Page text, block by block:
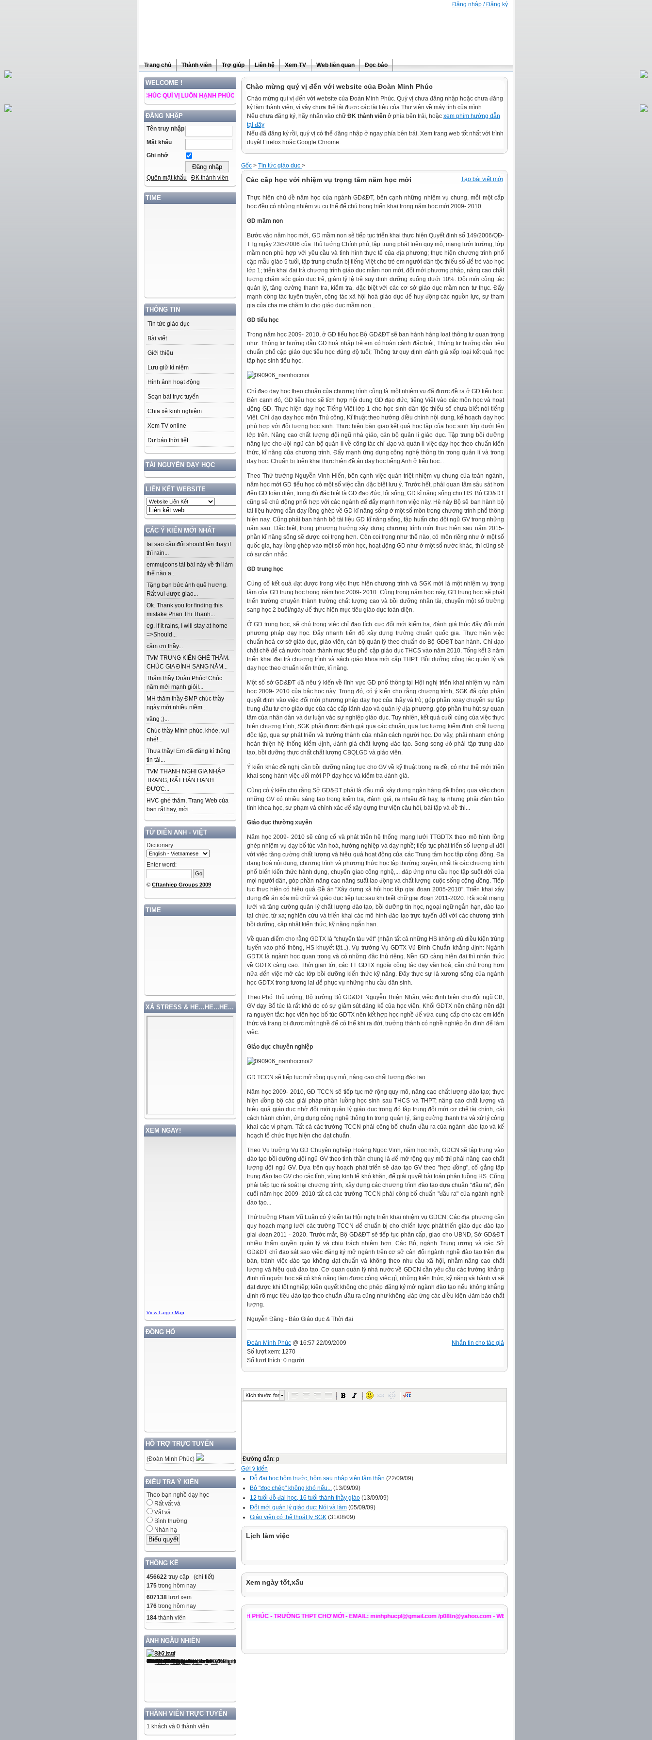
Đăng nhập / Đăng ký
Trang chủ Thành viên Trợ giúp Liên hệ Xem TV Web liên quan Đọc báo
WELCOME !
WEB NGÀY CÀNG PHÁT TRIỂN ++ CHÚC QUÍ VỊ LUÔN HẠNH PHÚC VÀ THÀNH ĐẠT
ĐĂNG NHẬP
Tên truy nhập
Mật khẩu
Ghi nhớ
Quên mật khẩu ĐK thành viên
TIME
THÔNG TIN
Tin tức giáo dục
Bài viết
Giới thiệu
Lưu giữ kỉ niệm
Hình ảnh hoạt động
Soạn bài trực tuyến
Chia xẻ kinh nghiệm
Xem TV online
Dự báo thời tiết
TÀI NGUYÊN DẠY HỌC
LIÊN KẾT WEBSITE
CÁC Ý KIẾN MỚI NHẤT
tại sao câu đổi should lên thay if
thì rain...
emmujoons tải bài này về thì làm
thế nào ạ...
Tặng bạn bức ảnh quê hương.
Rất vui được giao...
Ok. Thank you for finding this
mistake Phan Thi Thanh...
eg. if it rains, I will stay at home
=>Should...
cảm ơn thầy...
TVM TRUNG KIÊN GHÉ THĂM.
CHÚC GIA ĐÌNH SANG NĂM...
Thăm thầy Đoàn Phúc! Chúc
năm mới mạnh giỏi!...
MH thăm thầy ĐMP chúc thầy
ngày mới nhiều niềm...
vâng ;)...
Chúc thầy Minh phúc, khỏe, vui
nhé!...
Thưa thầy! Em đã đăng kí thông
tin tài...
TVM THANH NGHỊ GIA NHẬP
TRANG, RẤT HÂN HẠNH
ĐƯỢC...
HVC ghé thăm, Trang Web của
bạn rất hay, mời...
TỪ ĐIỂN ANH - VIỆT
Dictionary:
Enter word:
© Cftanhiep Groups 2009
TIME
XẢ STRESS & HE...HE...HE...
XEM NGAY!
View Larger Map
ĐỒNG HỒ
HỖ TRỢ TRỰC TUYẾN
(Đoàn Minh Phúc)
ĐIỀU TRA Ý KIẾN
Theo bạn nghề dạy học
Rất vất vả
Vất vả
Bình thường
Nhàn hạ
THỐNG KÊ
456622 truy cập (chi tiết)
175 trong hôm nay
607138 lượt xem
176 trong hôm nay
184 thành viên
ẢNH NGẪU NHIÊN
THÀNH VIÊN TRỰC TUYẾN
1 khách và 0 thành viên
Chào mừng quý vị đến với website của Đoàn Minh Phúc
Chào mừng quí vị đến với website của Đoàn Minh Phúc. Quý vị chưa đăng nhập hoặc chưa đăng
ký làm thành viên, vì vậy chưa thể tải được các tài liệu của Thư viện về máy tính của mình.
Nếu chưa đăng ký, hãy nhấn vào chữ ĐK thành viên ở phía bên trái, hoặc xem phim hướng dẫn
tại đây
Nếu đã đăng ký rồi, quý vị có thể đăng nhập ở ngay phía bên trái. Xem trang web tốt nhất với trình
duyệt Firefox hoăc Google Chrome.
Gốc > Tin tức giáo duc >
Tạo bài viết mới
Các cấp học với nhiệm vụ trọng tâm năm học mới
Thực hiện chủ đề năm học của ngành GD&ĐT, bên cạnh những nhiệm vụ chung, mỗi một cấp
học đều có những nhiệm vụ cụ thể để chú trọng triển khai trong năm học mới 2009- 2010.
GD mầm non
Bước vào năm học mới, GD mầm non sẽ tiếp tục triển khai thực hiện Quyết định số 149/2006/QĐ-
TTg ngày 23/5/2006 của Thủ tướng Chính phủ; tập trung phát triển quy mô, mạng lưới trường, lớp
mầm non phù hợp với yêu cầu và tình hình thực tế của địa phương; thực hiện chương trình phổ
cập mẫu giáo 5 tuổi, tập trung chuẩn bị tiếng Việt cho trẻ em người dân tộc thiểu số để trẻ vào học
lớp 1; triển khai đại trà chương trình giáo dục mầm non mới, đổi mới phương pháp, nâng cao chất
lượng chăm sóc giáo dục trẻ, giảm tỷ lệ trẻ suy dinh dưỡng xuống dưới 10%. Đổi mới công tác
quản lý, tăng cường thanh tra, kiểm tra, đặc biệt với các cơ sở giáo dục mầm non tư thục. Đẩy
mạnh công tác tuyên truyền, công tác xã hội hoá giáo dục để huy động các nguồn lực, sự tham
gia của cha mẹ chăm lo cho giáo dục mầm non...
GD tiểu học
Trong năm học 2009- 2010, ở GD tiểu học Bộ GD&ĐT sẽ ban hành hàng loạt thông tư quan trọng
như: Thông tư hướng dẫn GD hoà nhập trẻ em có hoàn cảnh đặc biệt; Thông tư hướng dẫn tiêu
chuẩn phổ cập giáo dục tiểu học đúng độ tuổi; Thông tư quy định đánh giá xếp loại kết quả học
tập học sinh tiểu học.
Chỉ đạo dạy học theo chuẩn của chương trình cũng là một nhiệm vụ đã được đề ra ở GD tiểu học.
Bên cạnh đó, GD tiểu học sẽ tích hợp nội dung GD đạo đức, tiếng Việt vào các môn học và hoạt
động GD. Thực hiện dạy học Tiếng Việt lớp 1 cho học sinh dân tộc thiểu số chưa biết nói tiếng
Việt. Chỉ đạo dạy học môn Thủ công, Kĩ thuật theo hướng điều chỉnh nội dung, kế hoạch dạy học
phù hợp với đối tượng học sinh. Thực hiện bàn giao kết quả học tập của học sinh lớp dưới lên
lớp trên. Nâng cao chất lượng đội ngũ nhà giáo, cán bộ quản lí giáo dục. Tập trung bồi dưỡng
năng lực cho đội ngũ cán bộ quản lí về công tác chỉ đạo và quản lí việc dạy học theo chuẩn kiến
thức, kĩ năng của chương trình. Đẩy mạnh ứng dụng công nghệ thông tin trong quản lí và trong
dạy học. Chuẩn bị triển khai thực hiện đề án dạy học tiếng Anh ở tiểu học...
Theo Thứ trưởng Nguyễn Vinh Hiển, bên cạnh việc quán triệt nhiệm vụ chung của toàn ngành,
năm học mới GD tiểu học có một số việc cần đặc biệt lưu ý. Trước hết, phải quan tâm sâu sát hơn
đến GD toàn diện, trong đó đặc biệt là GD đạo đức, lối sống, GD kĩ năng sống cho HS. Bộ GD&ĐT
cũng sẽ chủ động phối hợp với các ngành để đẩy mạnh hơn việc này. Hè này Bộ sẽ ban hành bộ
tài liệu hướng dẫn dạy lồng ghép về GD kĩ năng sống ở một số môn trong chương trình phổ thông
hiện nay. Cũng phải ban hành bộ tài liệu GD kĩ năng sống, tập huấn cho đội ngũ GV trong những
năm sau. Đặc biệt, trong phương hướng xây dựng chương trình mới thực hiện sau năm 2015-
phần kĩ năng sống sẽ được coi trọng hơn. Còn coi trọng như thế nào, có môn riêng như ở một số
quốc gia, hay lồng ghép vào một số môn học, hoạt động GD như ở một số nước khác, thì cũng sẽ
có sự cân nhắc.
GD trung học
Củng cố kết quả đạt được trong việc thực hiện chương trình và SGK mới là một nhiệm vụ trọng
tâm của GD trung học trong năm học 2009- 2010. Cũng trong năm học này, GD trung học sẽ phát
triển trường chuyên thành trường chất lượng cao và bồi dưỡng nhân tài, chuyển một số trường
sang học 2 buổi/ngày để thực hiện mục tiêu giáo dục toàn diện.
Ở GD trung học, sẽ chú trọng việc chỉ đạo tích cực đổi mới kiểm tra, đánh giá thúc đẩy đổi mới
phương pháp dạy học. Đẩy nhanh tiến độ xây dựng trường chuẩn quốc gia. Thực hiện việc
chuẩn hoá cơ sở giáo dục, giáo viên, cán bộ quản lý theo chuẩn do Bộ GDĐT ban hành. Chỉ đạo
chặt chẽ để cả nước hoàn thành mục tiêu phổ cập giáo dục THCS vào năm 2010. Tổng kết 3 năm
triển khai đại trà chương trình và sách giáo khoa mới cấp THPT. Bồi dưỡng công tác quản lý và
dạy học theo chuẩn kiến thức, kĩ năng.
Một số sở GD&ĐT đã nêu ý kiến về lĩnh vực GD phổ thông tại Hội nghị triển khai nhiệm vụ năm
học 2009- 2010 của bậc học này. Trong đó, có ý kiến cho rằng chương trình, SGK đã góp phần
quyết định vào việc đổi mới phương pháp dạy học của thầy và trò; góp phần xoay chuyển sự tập
trung đầu tư cho giáo dục của các cấp lãnh đạo và quản lý địa phương, góp phần thu hút sự quan
tâm của nhân dân và dư luận vào sự nghiệp giáo dục. Tuy nhiên, kết quả cuối cùng của việc thực
hiện chương trình, SGK phải được đánh giá qua các chuẩn, qua lực lượng kiểm định chất lượng
độc lập, qua sự phát triển và trưởng thành của nhân cách người học. Do vậy, phải nhanh chóng
hoàn thiện hệ thống kiểm định, đánh giá chất lượng đào tạo. Song song đó phải tập trung đào
tạo, bồi dưỡng thực chất chất lượng CBQLGD và giáo viên.
Ý kiến khác đề nghị cần bồi dưỡng năng lực cho GV về kỹ thuật trong ra đề, có như thế mới triển
khai song hành việc đổi mới PP dạy học và kiểm tra đánh giá.
Cũng có ý kiến cho rằng Sở GD&ĐT phải là đầu mối xây dựng ngân hàng đề thông qua việc chọn
những GV có nhiều sáng tạo trong kiểm tra, đánh giá, ra nhiều đề hay, lạ nhưng phải đảm bảo
tính khoa học, sư phạm và chính xác để xây dựng thư viện câu hỏi, bài tập và đề thi...
Giáo dục thường xuyên
Năm học 2009- 2010 sẽ củng cố và phát triển hệ thống mạng lưới TTGDTX theo mô hình lồng
ghép nhiệm vụ dạy bổ túc văn hoá, hướng nghiệp và dạy nghề; tiếp tục phát triển số lượng đi đôi
với việc tăng cường chất lượng và hiệu quả hoạt động của các Trung tâm học tập cộng đồng. Đa
dạng hoá nội dung, chương trình và phương thức học tập thường xuyên, nhất là các chương trình
phổ biến kiến thức hành dụng, chuyển giao công nghệ,... đáp ứng nhu cầu học tập suốt đời của
mọi người dân, góp phần nâng cao năng suất lao động và chất lượng cuộc sống cộng đồng. Tiếp
tục thực hiện có hiệu quả Đề án "Xây dựng xã hội học tập giai đoạn 2005-2010". Triển khai xây
dựng đề án xóa mù chữ và giáo dục tiếp tục sau khi biết chữ giai đoạn 2011-2020. Rà soát mạng
lưới và tăng cường quản lý chất lượng đào tạo, bồi dưỡng tin học, ngoại ngữ ngắn hạn, đào tạo
tại chức, từ xa; nghiên cứu và triển khai các mô hình đào tạo trực tuyến đối với các chương trình
bồi dưỡng, cập nhật kiến thức, kỹ năng ngắn hạn.
Về quan điểm cho rằng GDTX là "chuyến tàu vét" (nhận tất cả những HS không đủ điều kiện trúng
tuyển vào phổ thông, HS khuyết tật...), Vụ trưởng Vụ GDTX Vũ Đình Chuẩn khẳng định: Ngành
GDTX là ngành học quan trọng và có những đặc thù riêng. Nền GD càng hiện đại thì nhận thức
về GDTX càng cao. Thời gian tới, các TT GDTX ngoài công tác dạy văn hoá, cần chú trọng hơn
nữa đến việc mở các lớp bồi dưỡng kiến thức kỹ năng. Đây thực sự là xương sống của ngành
học GDTX trong tương lai để phục vụ những nhu cầu dân sinh.
Theo Phó Thủ tướng, Bộ trưởng Bộ GD&ĐT Nguyễn Thiện Nhân, việc định biên cho đội ngũ CB,
GV dạy Bổ túc là rất khó do có sự giảm sút đáng kể của học viên. Khối GDTX nên chăng nên đặt
ra nguyên tắc: học viên học bổ túc GDTX nên kết hợp học nghề để vừa cung cấp cho các em kiến
thức và trang bị được một nghề để có thể khi ra đời, trưởng thành có nghề nghiệp ổn định để làm
việc.
Giáo dục chuyên nghiệp
GD TCCN sẽ tiếp tục mở rộng quy mô, nâng cao chất lượng đào tạo
Năm học 2009- 2010, GD TCCN sẽ tiếp tục mở rộng quy mô, nâng cao chất lượng đào tạo; thực
hiện đồng bộ các giải pháp phân luồng học sinh sau THCS và THPT; nâng cao chất lượng và
hiệu quả giáo dục nhờ đổi mới quản lý giáo dục trong đó tập trung đổi mới cơ chế tài chính, cải
cách hành chính, ứng dụng công nghệ thông tin trong quản lý, tăng cường thanh tra và xử lý công
khai các vi phạm. Tất cả các trường TCCN phải công bố chuẩn đầu ra của ngành đào tạo và kế
hoạch tổ chức thực hiện cho đạt chuẩn.
Theo Vụ trưởng Vụ GD Chuyên nghiệp Hoàng Ngọc Vinh, năm học mới, GDCN sẽ tập trung vào
đào tạo bồi dưỡng đội ngũ GV theo tinh thần chung là để mở rộng quy mô thì phải nâng cao chất
lượng đội ngũ GV. Dựa trên quy hoạch phát triển sẽ đào tạo GV theo "hợp đồng", cố gắng tập
trung đào tạo GV cho các tỉnh, vùng kinh tế khó khăn, để giải quyết bài toán phân luồng HS. Cũng
phải tiếp tục rà soát lại chương trình, xây dựng các chương trình đào tạo dựa chuẩn "đầu ra", đến
cuối năm học 2009- 2010 tất cả các trường TCCN phải công bố chuẩn "đầu ra" của ngành nghề
đào tạo...
Thứ trưởng Phạm Vũ Luận có ý kiến tại Hội nghị triển khai nhiệm vụ GDCN: Các địa phương cần
quy hoạch mạng lưới các trường TCCN để chuẩn bị cho chiến lược phát triển giáo dục đào tạo
giai đoạn 2011 - 2020. Trước mắt, Bộ GD&ĐT sẽ tiếp tục phân cấp, giao cho UBND, Sở GD&ĐT
nhiều thẩm quyền quản lý và chịu trách nhiệm hơn. Các Bộ, ngành Trung ương và các Sở
GD&ĐT chỉ đạo sát sao việc đăng ký mở ngành trên cơ sở cân đối ngành nghề đào tạo trên địa
bàn, tránh việc đào tạo không đạt chuẩn và không theo nhu cầu xã hội, nhằm nâng cao chất
lượng và hiệu quả đào tạo. Cơ quan quản lý nhà nước về GDCN cần yêu cầu các trường khẳng
định rõ người học sẽ có khả năng làm được công việc gì, những kiến thức, kỹ năng và hành vi sẽ
đạt được khi tốt nghiệp; kiên quyết không cho phép đăng ký mở ngành đào tạo nếu không khẳng
định rõ mục tiêu đào tạo theo chuẩn đầu ra cũng như không đáp ứng các điều kiện đảm bảo chất
lượng.
Nguyễn Đăng - Báo Giáo dục & Thời đại
Nhắn tin cho tác giả
Đoàn Minh Phúc @ 16:57 22/09/2009
Số lượt xem: 1270
Số lượt thích: 0 người
Kích thước font
Đường dẫn: p
Gửi ý kiến
Đỗ đại học hôm trước, hôm sau nhập viện tâm thần (22/09/09)
Bỏ "đọc chép" không khó nếu...
(13/09/09)
12 tuổi đỗ đại học, 16 tuổi thành thầy giáo (13/09/09)
Đổi mới quản lý giáo dục: Nói và làm (05/09/09)
Giáo viên có thể thoát ly SGK (31/08/09)
Lịch làm việc
Xem ngày tốt,xấu
QUÍ VỊ ĐÃ GHÉ THĂM TRANG WEB CỦA TÔI ++ HẸN GẶP LẠI ++ ĐOÀN MINH PHÚC - TRƯỜNG THPT CHỢ MỚI - EMAIL: minhphucpl@gmail.com /p08tn@yahoo.com - WEBSITE:http://violet.vn/minhphucpl++